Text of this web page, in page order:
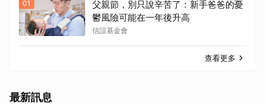
01
父親節，別只說辛苦了：新手爸爸的憂
鬱風險可能在一年後升高
信誼基金會
查看更多
最新訊息